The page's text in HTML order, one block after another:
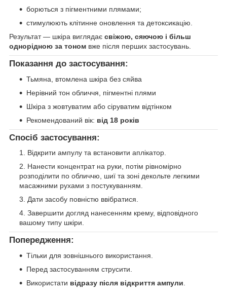
борються з пігментними плямами;
стимулюють клітинне оновлення та детоксикацію.
Результат — шкіра виглядає свіжою, сяючою і більш
однорідною за тоном вже після перших застосувань.
Показання до застосування:
Тьмяна, втомлена шкіра без сяйва
Нерівний тон обличчя, пігментні плями
Шкіра з жовтуватим або сіруватим відтінком
Рекомендований вік: від 18 років
Спосіб застосування:
Відкрити ампулу та встановити аплікатор.
Нанести концентрат на руки, потім рівномірно
розподілити по обличчю, шиї та зоні декольте легкими
масажними рухами з постукуванням.
Дати засобу повністю ввібратися.
Завершити догляд нанесенням крему, відповідного
вашому типу шкіри.
Попередження:
Тільки для зовнішнього використання.
Перед застосуванням струсити.
Використати відразу після відкриття ампули